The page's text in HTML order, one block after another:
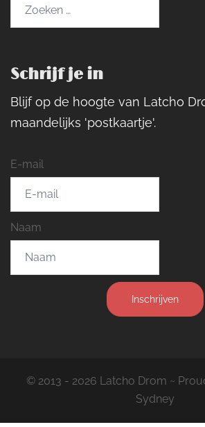
Schrijf je in
Blijf op de hoogte van Latcho
maandelijks 'postkaartje'.
E-mail
Naam
Inschrijven
© 2013 - 2026 Latcho Drom ~
Sydney